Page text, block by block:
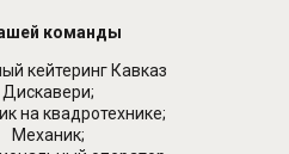
команды
кейтеринг Кавказ
Дискавери;
на квадротехнике;
Механик;